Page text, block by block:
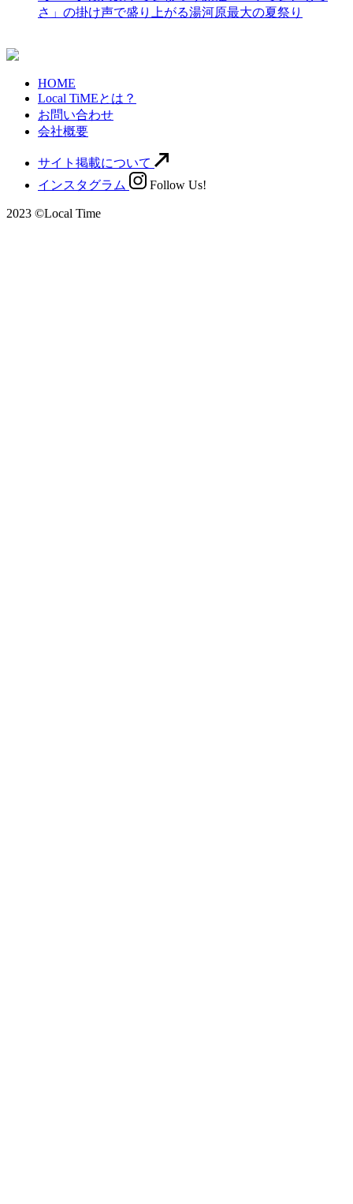
さ」の掛け声で盛り上がる湯河原最大の夏祭り
HOME
Local TiMEとは？
お問い合わせ
会社概要
サイト掲載について
インスタグラム
Follow Us!
2023 ©Local Time